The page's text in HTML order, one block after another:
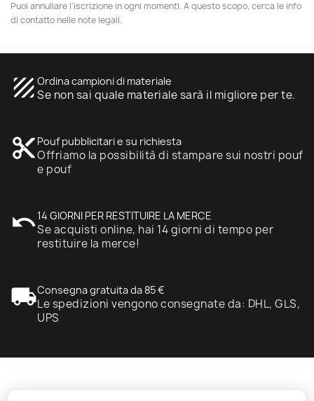
Puoi annullare l'iscrizione in ogni momenti. A questo scopo, cerca le info
di contatto nelle note legali.
texture Ordina campioni di materiale
Se non sai quale materiale sarà il migliore per te.
content_cut Pouf pubblicitari e su richiesta
Offriamo la possibilità di stampare sui nostri pouf
e pouf
undo14 GIORNI PER RESTITUIRE LA MERCE
Se acquisti online, hai 14 giorni di tempo per
restituire la merce!
local_shippingConsegna gratuita da 85 €
Le spedizioni vengono consegnate da: DHL, GLS,
UPS